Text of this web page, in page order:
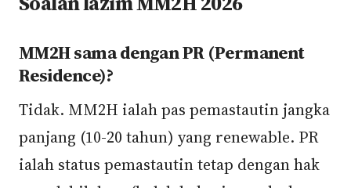
MM2H sama dengan PR (Permanent
Residence)?
Tidak. MM2H ialah pas pemastautin jangka
panjang (10-20 tahun) yang renewable. PR
ialah status pemastautin tetap dengan hak